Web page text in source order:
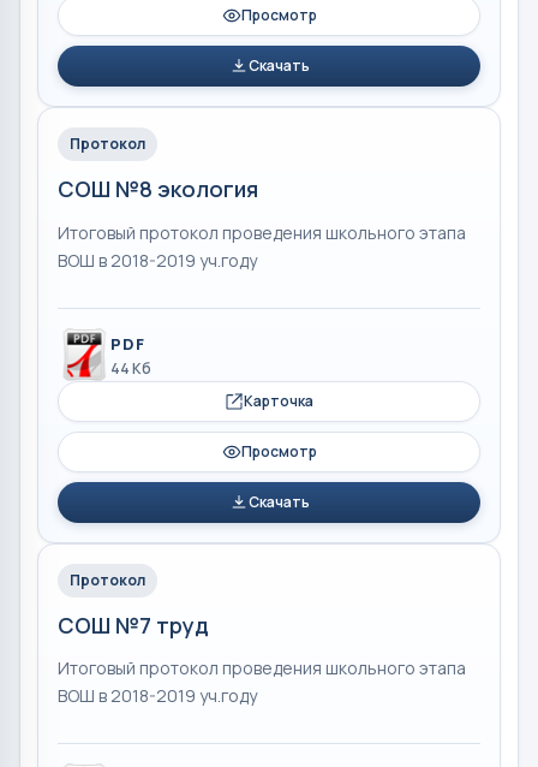
Просмотр
Скачать
Протокол
СОШ №8 экология
Итоговый протокол проведения школьного этапа
ВОШ в 2018-2019 уч.году
PDF
44 Кб
Карточка
Просмотр
Скачать
Протокол
СОШ №7 труд
Итоговый протокол проведения школьного этапа
ВОШ в 2018-2019 уч.году